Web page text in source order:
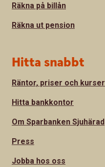
Räkna på billån
Räkna ut pension
Hitta snabbt
Räntor, priser och kurser
Hitta bankkontor
Om Sparbanken Sjuhärad
Press
Jobba hos oss